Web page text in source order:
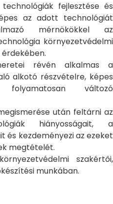
fejlesztése és
az adott technológiát
mérnökökkel az
környezetvédelmi
révén alkalmas a
alkotó részvételre, képes
változó
után feltárni az
hiányosságait, a
és kezdeményezi az ezeket
megtételét.
szakértői,
munkában.